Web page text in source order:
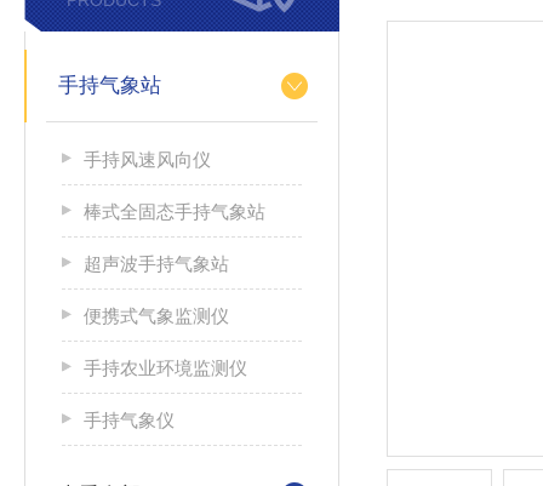
手持气象站
手持风速风向仪
棒式全固态手持气象站
超声波手持气象站
便携式气象监测仪
手持农业环境监测仪
手持气象仪